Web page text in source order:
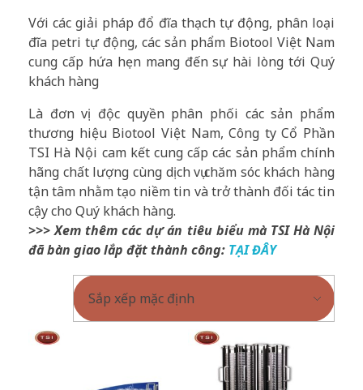
Với các giải pháp đổ đĩa thạch tự động, phân loại
đĩa petri tự động, các sản phẩm Biotool Việt Nam
cung cấp hứa hẹn mang đến sự hài lòng tới Quý
khách hàng
Là đơn vị độc quyền phân phối các sản phẩm
thương hiệu Biotool Việt Nam, Công ty Cổ Phần
TSI Hà Nội cam kết cung cấp các sản phẩm chính
hãng chất lượng cùng dịch vụ chăm sóc khách hàng
tận tâm nhằm tạo niềm tin và trở thành đối tác tin
cậy cho Quý khách hàng.
>>> Xem thêm các dự án tiêu biểu mà TSI Hà Nội
đã bàn giao lắp đặt thành công: TẠI ĐÂY